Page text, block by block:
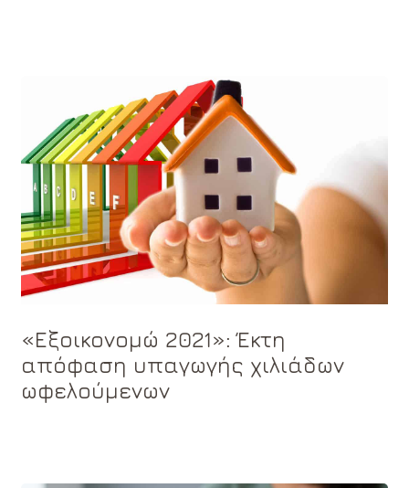
«Εξοικονομώ 2021»: Έκτη
απόφαση υπαγωγής χιλιάδων
ωφελούμενων